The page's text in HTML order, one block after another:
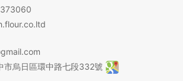
市烏日區環中路七段332號